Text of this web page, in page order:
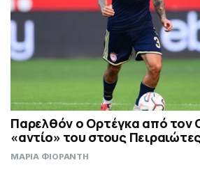
Παρελθόν ο Ορτέγκα από τον
«αντίο» του στους Πειραιώτες
ΜΑΡΙΑ ΦΙΟΡΑΝΤΗ